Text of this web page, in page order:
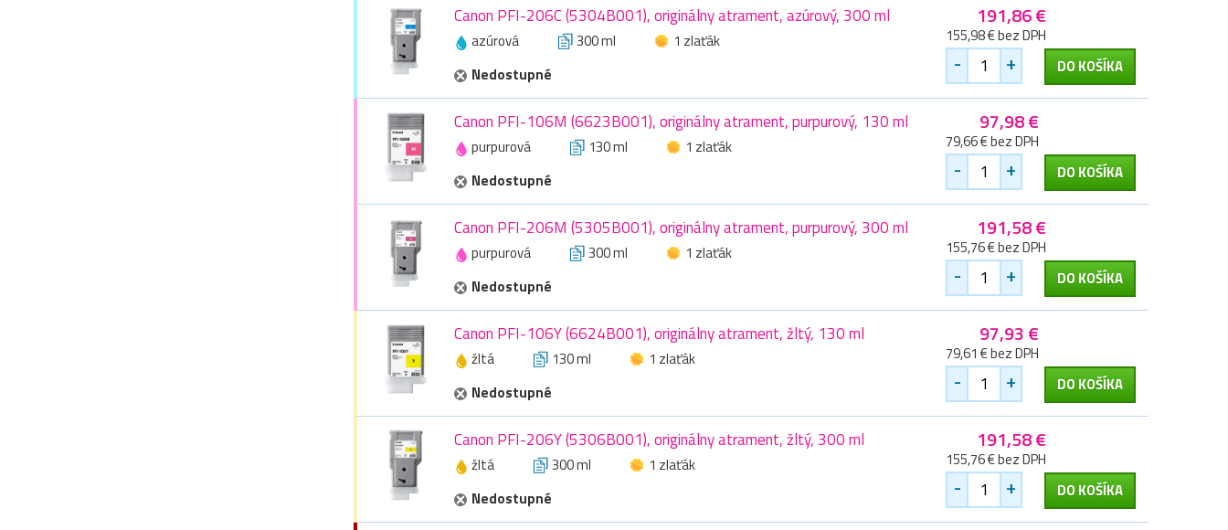
Canon PFI-206C (5304B001), originálny atrament, azúrový, 300 ml
azúrová 300 ml
1 zlaťák
Nedostupné
191,86 €
155,98 € bez DPH
- + DO KOŠÍKA
Canon PFI-106M (6623B001), originálny atrament, purpurový, 130 ml
purpurová 130 ml
1 zlaťák
Nedostupné
97,98 €
79,66 € bez DPH
- + DO KOŠÍKA
Canon PFI-206M (5305B001), originálny atrament, purpurový, 300 ml
purpurová 300 ml
1 zlaťák
Nedostupné
191,58 €
155,76 € bez DPH
- + DO KOŠÍKA
Canon PFI-106Y (6624B001), originálny atrament, žltý, 130 ml
žltá 130 ml
1 zlaťák
Nedostupné
97,93 €
79,61 € bez DPH
- + DO KOŠÍKA
Canon PFI-206Y (5306B001), originálny atrament, žltý, 300 ml
žltá 300 ml
1 zlaťák
Nedostupné
191,58 €
155,76 € bez DPH
- + DO KOŠÍKA